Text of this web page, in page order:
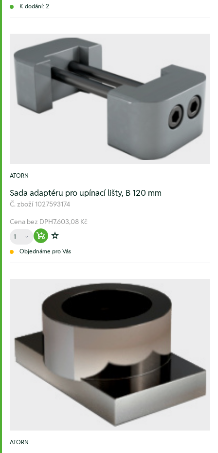
K dodání: 2
ATORN
Sada adaptéru pro upínací lišty, B 120 mm
Č. zboží 1027593174
Cena bez DPH7.603,08 Kč
Množství
Warenkorb hinzufügen
Zur Wunschliste hinzufügen
Objednáme pro Vás
ATORN